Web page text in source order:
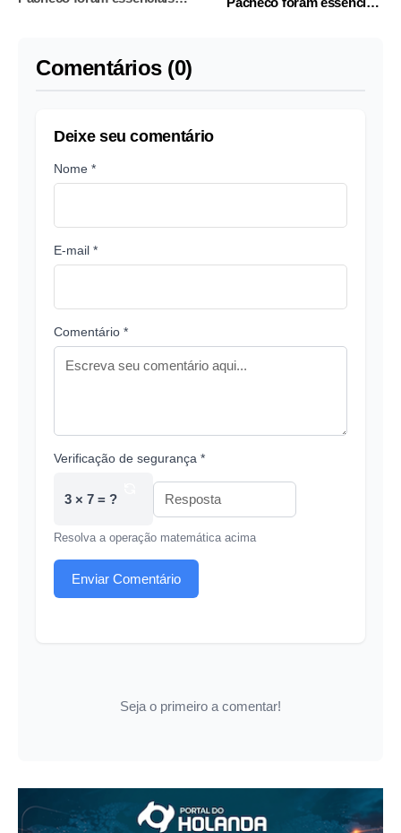
Comentários (0)
Deixe seu comentário
Nome *
E-mail *
Comentário *
Verificação de segurança *
3 × 7 = ?
Resolva a operação matemática acima
Enviar Comentário
Seja o primeiro a comentar!